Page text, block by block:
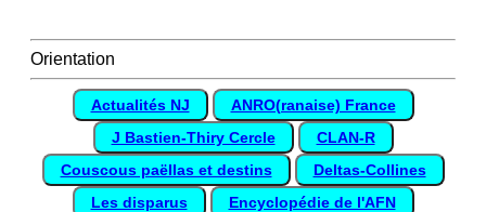
Orientation
Actualités NJ
ANRO(ranaise) France
J Bastien-Thiry Cercle
CLAN-R
Couscous paëllas et destins
Deltas-Collines
Les disparus
Encyclopédie de l'AFN